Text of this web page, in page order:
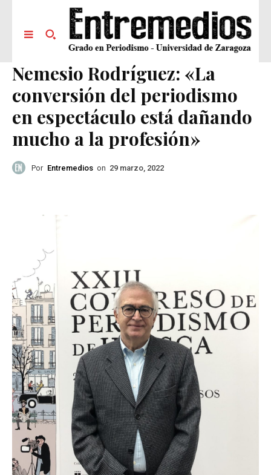
Nemesio Rodríguez: «La
conversión del periodismo
en espectáculo está dañando
mucho a la profesión»
Por Entremedios on 29 marzo, 2022